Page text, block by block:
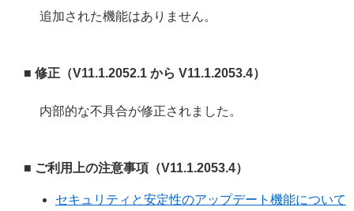
追加された機能はありません。
■ 修正（V11.1.2052.1 から V11.1.2053.4）
内部的な不具合が修正されました。
■ ご利用上の注意事項（V11.1.2053.4）
セキュリティと安定性のアップデート機能について